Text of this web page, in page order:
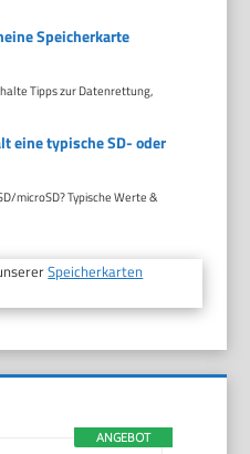
Speicherkarte
Tipps zur Datenrettung,
eine typische SD- oder
microSD? Typische Werte &
Speicherkarten
ANGEBOT